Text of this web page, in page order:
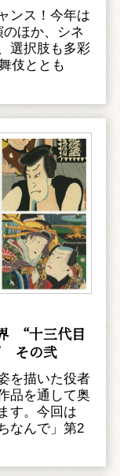
ンス！今年は
ほか、シネ
選択肢も多彩
伎ととも
“十三代目
その弐
を描いた役者
品を通して奥
す。今回は
なんで」第2